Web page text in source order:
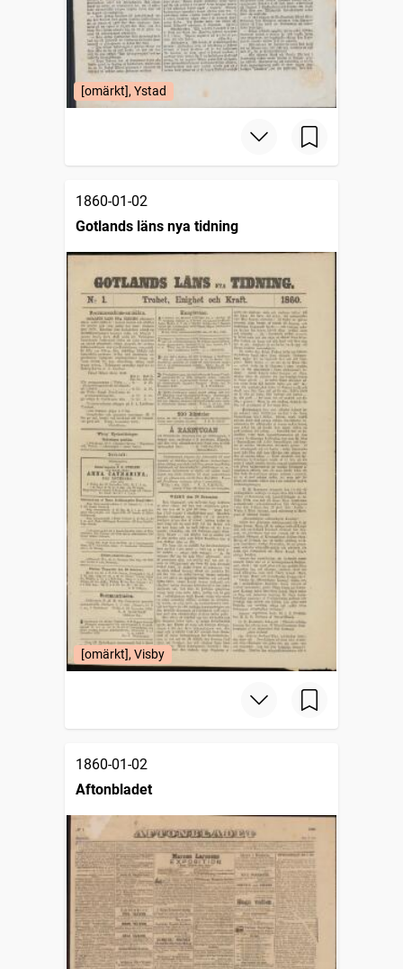
[omärkt], Ystad
1860-01-02
Gotlands läns nya tidning
[omärkt], Visby
1860-01-02
Aftonbladet